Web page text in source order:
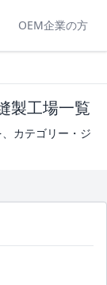
OEM企業の方
製工場一覧
カテゴリー・ジ